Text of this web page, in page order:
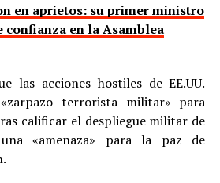
en aprietos: su primer ministro
confianza en la Asamblea
las acciones hostiles de EE.UU.
terrorista militar» para
calificar el despliegue militar de
«amenaza» para la paz de